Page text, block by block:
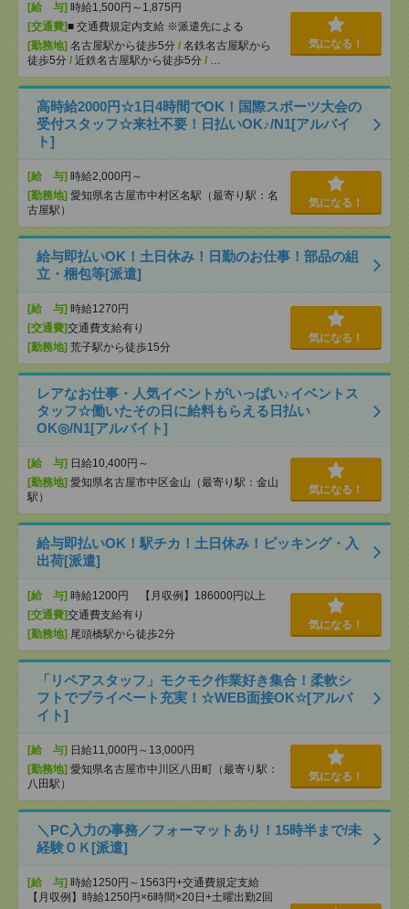
[給 与] 時給1,500円～1,875円
[交通費]■ 交通費規定内支給 ※派遣先による
[勤務地] 名古屋駅から徒歩5分 / 名鉄名古屋駅から
徒歩5分 / 近鉄名古屋駅から徒歩5分 / …
気になる！
高時給2000円☆1日4時間でOK！国際スポーツ大会の
受付スタッフ☆来社不要！日払いOK♪/N1[アルバイ
ト]
[給 与] 時給2,000円～
[勤務地] 愛知県名古屋市中村区名駅（最寄り駅：名
古屋駅）
気になる！
給与即払いOK！土日休み！日勤のお仕事！部品の組
立・梱包等[派遣]
[給 与] 時給1270円
[交通費]交通費支給有り
[勤務地] 荒子駅から徒歩15分
気になる！
レアなお仕事・人気イベントがいっぱい♪イベントス
タッフ☆働いたその日に給料もらえる日払い
OK◎/N1[アルバイト]
[給 与] 日給10,400円～
[勤務地] 愛知県名古屋市中区金山（最寄り駅：金山
駅）
気になる！
給与即払いOK！駅チカ！土日休み！ピッキング・入
出荷[派遣]
[給 与] 時給1200円 【月収例】186000円以上
[交通費]交通費支給有り
[勤務地] 尾頭橋駅から徒歩2分
気になる！
「リペアスタッフ」モクモク作業好き集合！柔軟シ
フトでプライベート充実！☆WEB面接OK☆[アルバ
イト]
[給 与] 日給11,000円～13,000円
[勤務地] 愛知県名古屋市中川区八田町（最寄り駅：
八田駅）
気になる！
＼PC入力の事務／フォーマットあり！15時半まで/未
経験ＯＫ[派遣]
[給 与] 時給1250円～1563円+交通費規定支給
【月収例】時給1250円×6時間×20日+土曜出勤2回